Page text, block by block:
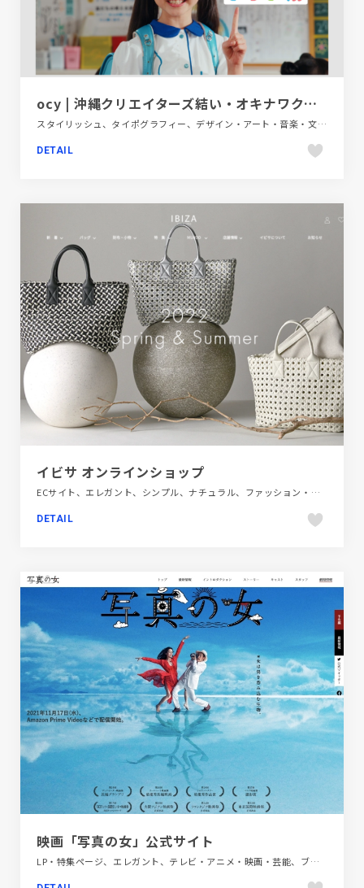
ocy | 沖縄クリエイターズ結い・オキナワクリエイターズユイ
スタイリッシュ、タイポグラフィー、デザイン・アート・音楽・文芸、ブランド・サービスサイト、ブルー系、ポップ、地域・団体・活動
DETAIL
イビサ オンラインショップ
ECサイト、エレガント、シンプル、ナチュラル、ファッション・ビューティー、ブランド・サービスサイト、ホワイト系、商品紹介、大きめ写真
DETAIL
映画「写真の女」公式サイト
LP・特集ページ、エレガント、テレビ・アニメ・映画・芸能、ブルー系、レッド系、大きめ写真